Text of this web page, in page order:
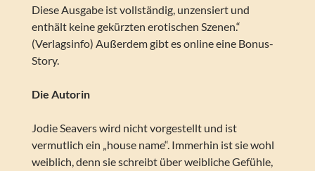
Diese Ausgabe ist vollständig, unzensiert und
enthält keine gekürzten erotischen Szenen.“
(Verlagsinfo) Außerdem gibt es online eine Bonus-
Story.
Die Autorin
Jodie Seavers wird nicht vorgestellt und ist
vermutlich ein „house name“. Immerhin ist sie wohl
weiblich, denn sie schreibt über weibliche Gefühle,